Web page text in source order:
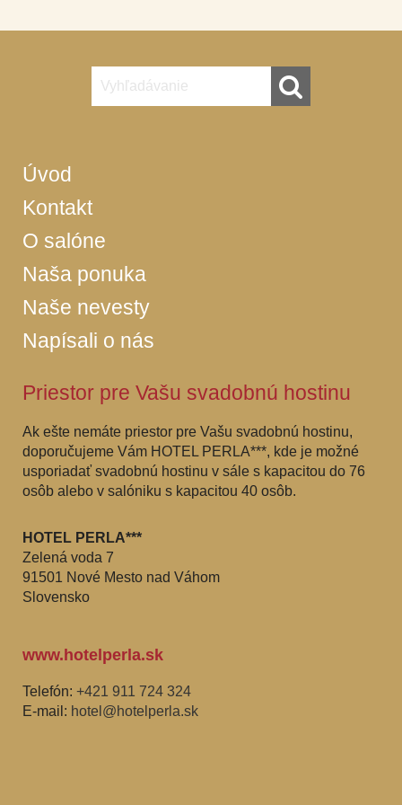
Úvod
Kontakt
O salóne
Naša ponuka
Naše nevesty
Napísali o nás
Priestor pre Vašu svadobnú hostinu
Ak ešte nemáte priestor pre Vašu svadobnú hostinu,
doporučujeme Vám HOTEL PERLA***, kde je možné
usporiadať svadobnú hostinu v sále s kapacitou do 76
osôb alebo v salóniku s kapacitou 40 osôb.
HOTEL PERLA***
Zelená voda 7
91501 Nové Mesto nad Váhom
Slovensko
www.hotelperla.sk
Telefón: +421 911 724 324
E-mail: hotel@hotelperla.sk